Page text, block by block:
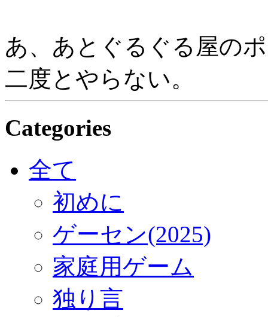
あ、あとぐるぐる屋の
二度とやらない。
Categories
全て
初めに
ゲーセン(2025)
家庭用ゲーム
独り言